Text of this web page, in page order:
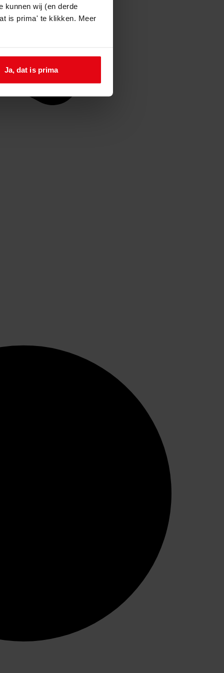
kunnen wij (en derde
is prima' te klikken. Meer
Ja, dat is prima